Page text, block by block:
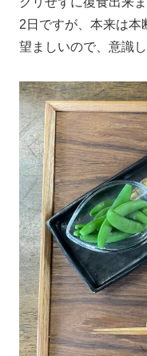
2日ですが、本来は本
望ましいので、意識